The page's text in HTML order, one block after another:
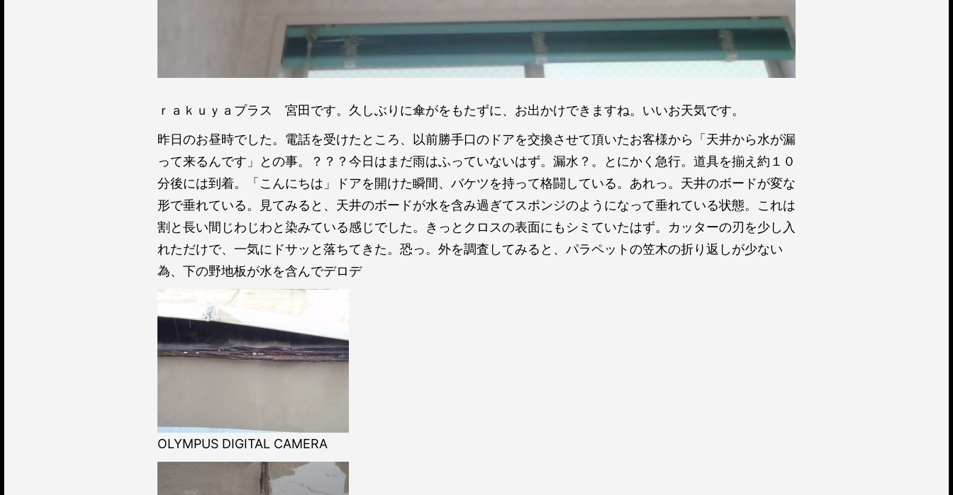
ｒａｋｕｙａプラス 宮田です。久しぶりに傘がをもたずに、お出かけできますね。いいお天気です。
昨日のお昼時でした。電話を受けたところ、以前勝手口のドアを交換させて頂いたお客様から「天井から水が漏
って来るんです」との事。？？？今日はまだ雨はふっていないはず。漏水？。とにかく急行。道具を揃え約１０
分後には到着。「こんにちは」ドアを開けた瞬間、バケツを持って格闘している。あれっ。天井のボードが変な
形で垂れている。見てみると、天井のボードが水を含み過ぎてスポンジのようになって垂れている状態。これは
割と長い間じわじわと染みている感じでした。きっとクロスの表面にもシミていたはず。カッターの刃を少し入
れただけで、一気にドサッと落ちてきた。恐っ。外を調査してみると、パラペットの笠木の折り返しが少ない
為、下の野地板が水を含んでデロデ
OLYMPUS DIGITAL CAMERA